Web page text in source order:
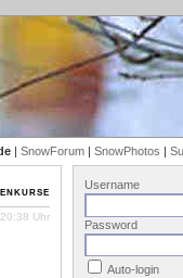
| SnowForum| SnowPhotos |
Uhr
Username
Password
Auto-login